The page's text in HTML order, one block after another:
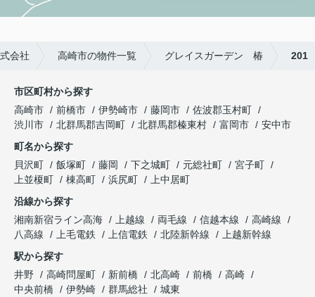
会社 高崎市の物件一覧 グレイスガーデン 椿 201
市区町村から探す
高崎市
前橋市 伊勢崎市 藤岡市
佐波郡玉村町
渋川市
北群馬郡吉岡町 北群馬郡榛東村 富岡市
安中市
町名から探す
貝沢町
飯塚町 藤岡 下之城町 元総社町
宮子町
上並榎町
棟高町 浜尻町
上中居町
沿線から探す
湘南新宿ライン高海
上越線 両毛線 信越本線
高崎線
八高線
上毛電鉄 上信電鉄 北陸新幹線
上越新幹線
駅から探す
井野
高崎問屋町 新前橋 北高崎 前橋
高崎
中央前橋
伊勢崎 群馬総社 城東